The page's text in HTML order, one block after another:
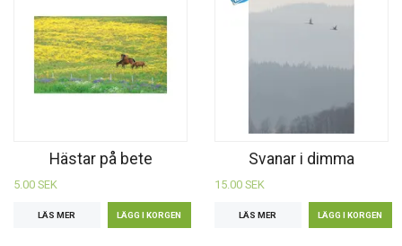
Hästar på bete
5.00 SEK
LÄS MER
Svanar i dimma
15.00 SEK
LÄS MER